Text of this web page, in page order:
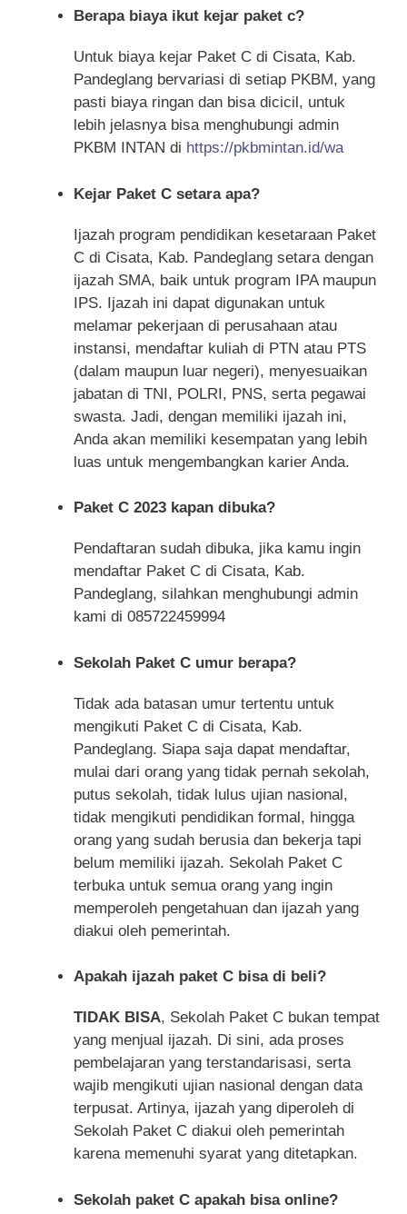
Berapa biaya ikut kejar paket c?
Untuk biaya kejar Paket C di Cisata, Kab.
Pandeglang bervariasi di setiap PKBM, yang
pasti biaya ringan dan bisa dicicil, untuk
lebih jelasnya bisa menghubungi admin
PKBM INTAN di https://pkbmintan.id/wa
Kejar Paket C setara apa?
Ijazah program pendidikan kesetaraan Paket
C di Cisata, Kab. Pandeglang setara dengan
ijazah SMA, baik untuk program IPA maupun
IPS. Ijazah ini dapat digunakan untuk
melamar pekerjaan di perusahaan atau
instansi, mendaftar kuliah di PTN atau PTS
(dalam maupun luar negeri), menyesuaikan
jabatan di TNI, POLRI, PNS, serta pegawai
swasta. Jadi, dengan memiliki ijazah ini,
Anda akan memiliki kesempatan yang lebih
luas untuk mengembangkan karier Anda.
Paket C 2023 kapan dibuka?
Pendaftaran sudah dibuka, jika kamu ingin
mendaftar Paket C di Cisata, Kab.
Pandeglang, silahkan menghubungi admin
kami di 085722459994
Sekolah Paket C umur berapa?
Tidak ada batasan umur tertentu untuk
mengikuti Paket C di Cisata, Kab.
Pandeglang. Siapa saja dapat mendaftar,
mulai dari orang yang tidak pernah sekolah,
putus sekolah, tidak lulus ujian nasional,
tidak mengikuti pendidikan formal, hingga
orang yang sudah berusia dan bekerja tapi
belum memiliki ijazah. Sekolah Paket C
terbuka untuk semua orang yang ingin
memperoleh pengetahuan dan ijazah yang
diakui oleh pemerintah.
Apakah ijazah paket C bisa di beli?
TIDAK BISA, Sekolah Paket C bukan tempat
yang menjual ijazah. Di sini, ada proses
pembelajaran yang terstandarisasi, serta
wajib mengikuti ujian nasional dengan data
terpusat. Artinya, ijazah yang diperoleh di
Sekolah Paket C diakui oleh pemerintah
karena memenuhi syarat yang ditetapkan.
Sekolah paket C apakah bisa online?